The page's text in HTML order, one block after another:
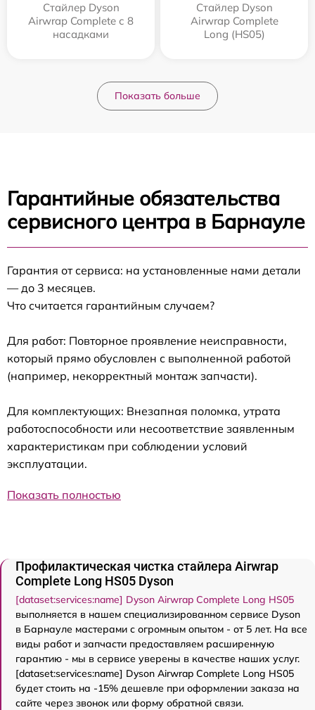
Стайлер Dyson
Airwrap Complete с 8
насадками
Стайлер Dyson
Airwrap Complete
Long (HS05)
Показать больше
Гарантийные обязательства
сервисного центра в Барнауле
Гарантия от сервиса: на установленные нами детали
— до 3 месяцев.
Что считается гарантийным случаем?
Для работ: Повторное проявление неисправности,
который прямо обусловлен с выполненной работой
(например, некорректный монтаж запчасти).
Для комплектующих: Внезапная поломка, утрата
работоспособности или несоответствие заявленным
характеристикам при соблюдении условий
эксплуатации.
Показать полностью
Профилактическая чистка стайлера Airwrap
Complete Long HS05 Dyson
[dataset:services:name] Dyson Airwrap Complete Long HS05
выполняется в нашем специализированном сервисе Dyson
в Барнауле мастерами с огромным опытом - от 5 лет. На все
виды работ и запчасти предоставляем расширенную
гарантию - мы в сервисе уверены в качестве наших услуг.
[dataset:services:name] Dyson Airwrap Complete Long HS05
будет стоить на -15% дешевле при оформлении заказа на
сайте через звонок или форму обратной связи.